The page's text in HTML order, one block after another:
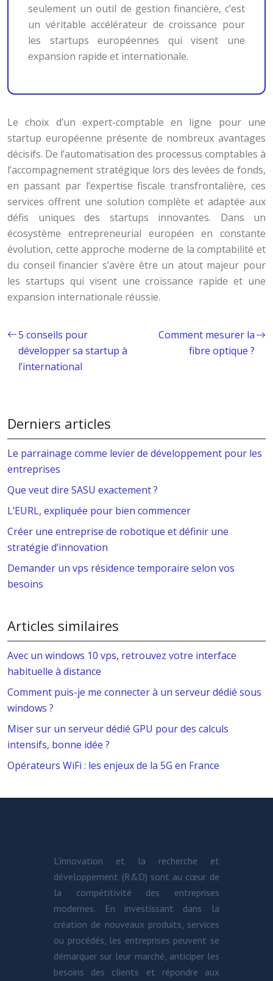
seulement un outil de gestion financière, c’est
un véritable accélérateur de croissance pour
les startups européennes qui visent une
expansion rapide et internationale.
Le choix d’un expert-comptable en ligne pour une
startup européenne présente de nombreux avantages
décisifs. De l’automatisation des processus comptables à
l’accompagnement stratégique lors des levées de fonds,
en passant par l’expertise fiscale transfrontalière, ces
services offrent une solution complète et adaptée aux
défis uniques des startups innovantes. Dans un
écosystème entrepreneurial européen en constante
évolution, cette approche moderne de la comptabilité et
du conseil financier s’avère être un atout majeur pour
les startups qui visent une croissance rapide et une
expansion internationale réussie.
5 conseils pour
développer sa startup à
l’international
Comment mesurer la
fibre optique ?
Derniers articles
Le parrainage comme levier de développement pour les
entreprises
Que veut dire SASU exactement ?
L’EURL, expliquée pour bien commencer
Créer une entreprise de robotique et définir une
stratégie d’innovation
Demander un vps résidence temporaire selon vos
besoins
Articles similaires
Avec un windows 10 vps, retrouvez votre interface
habituelle à distance
Comment puis-je me connecter à un serveur dédié sous
windows ?
Miser sur un serveur dédié GPU pour des calculs
intensifs, bonne idée ?
Opérateurs WiFi : les enjeux de la 5G en France
L’innovation et la recherche et
développement (R&D) sont au cœur de
la compétitivité des entreprises
modernes. En investissant dans la
création de nouveaux produits, services
ou procédés, les entreprises peuvent se
démarquer sur leur marché, anticiper les
besoins des clients et répondre aux